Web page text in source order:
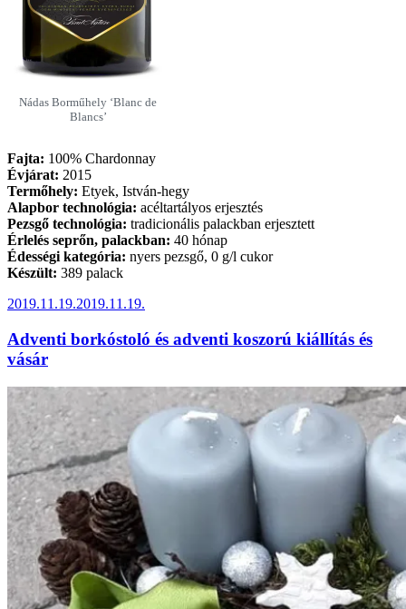
Nádas Borműhely ‘Blanc de
Blancs’
Fajta: 100% Chardonnay
Évjárat: 2015
Termőhely: Etyek, István-hegy
Alapbor technológia: acéltartályos erjesztés
Pezsgő technológia: tradicionális palackban erjesztett
Érlelés seprőn, palackban: 40 hónap
Édességi kategória: nyers pezsgő, 0 g/l cukor
Készült: 389 palack
Beküldve:
2019.11.19.2019.11.19.
Adventi borkóstoló és adventi koszorú kiállítás és
vásár